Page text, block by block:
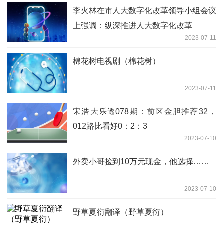
李火林在市人大数字化改革领导小组会议
上强调：纵深推进人大数字化改革
2023-07-11
棉花树电视剧（棉花树）
2023-07-11
宋浩大乐透078期：前区金胆推荐32，
012路比看好0：2：3
2023-07-10
外卖小哥捡到10万元现金，他选择……
2023-07-10
野草夏衍翻译（野草夏衍）